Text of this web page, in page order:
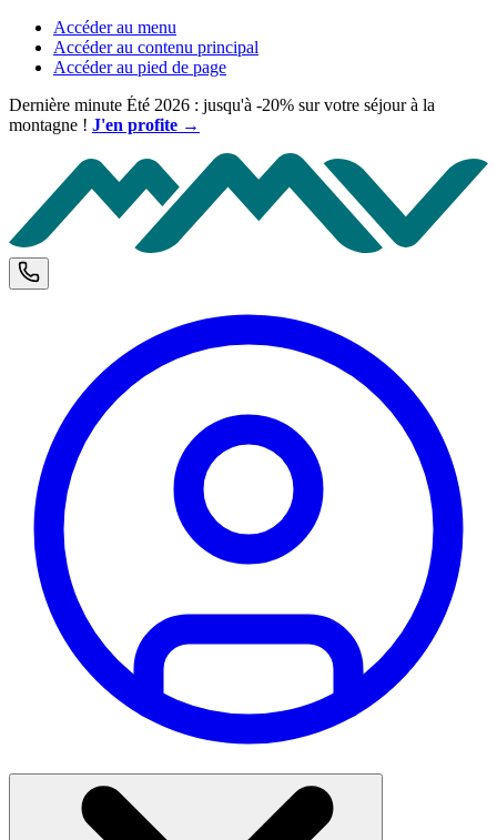
Accéder au menu
Accéder au contenu principal
Accéder au pied de page
Dernière minute Été 2026 : jusqu'à -20% sur votre séjour à la
montagne ! J'en profite →
Téléphone et horaires d'ouverture